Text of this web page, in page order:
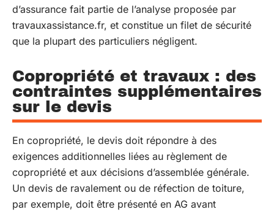
d’assurance fait partie de l’analyse proposée par
travauxassistance.fr, et constitue un filet de sécurité
que la plupart des particuliers négligent.
Copropriété et travaux : des
contraintes supplémentaires
sur le devis
En copropriété, le devis doit répondre à des
exigences additionnelles liées au règlement de
copropriété et aux décisions d’assemblée générale.
Un devis de ravalement ou de réfection de toiture,
par exemple, doit être présenté en AG avant